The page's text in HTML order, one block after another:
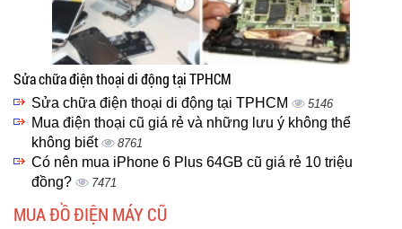
Sửa chữa điện thoại di động tại TPHCM
Sửa chữa điện thoại di động tại TPHCM 5146
Mua điện thoại cũ giá rẻ và những lưu ý không thể
không biết
8761
Có nên mua iPhone 6 Plus 64GB cũ giá rẻ 10 triệu
đồng?
7471
MUA ĐỒ ĐIỆN MÁY CŨ